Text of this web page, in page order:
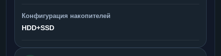
Конфигурация накопителей
HDD+SSD